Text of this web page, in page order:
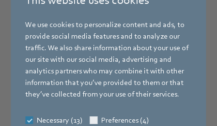
We use cookies to personalize content and ads, to
provide social media features and to analyze our
traffic. We also share information about your use of
our site with our social media, advertising and
analytics partners who may combine it with other
information that you’ve provided to them or that
they’ve collected from your use of their services.
Necessary (13)
Preferences (4)
wird vorgestellt.